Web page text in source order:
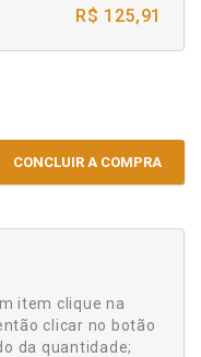
R$ 125,91
CONCLUIR A COMPRA
item clique na
clicar no botão
da quantidade;